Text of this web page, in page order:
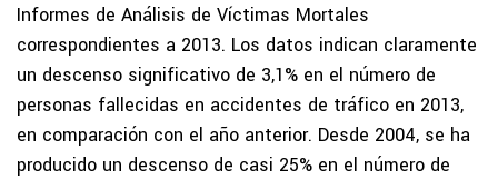
Informes de Análisis de Víctimas Mortales
correspondientes a 2013. Los datos indican claramente
un descenso significativo de 3,1% en el número de
personas fallecidas en accidentes de tráfico en 2013,
en comparación con el año anterior. Desde 2004, se ha
producido un descenso de casi 25% en el número de